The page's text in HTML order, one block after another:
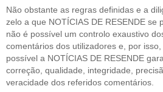
Não obstante as regras definidas e a
zelo a que NOTÍCIAS DE RESENDE se
não é possível um controlo exaustivo
comentários dos utilizadores e, por isso,
possível a NOTÍCIAS DE RESENDE
correção, qualidade, integridade,
veracidade dos referidos comentários.